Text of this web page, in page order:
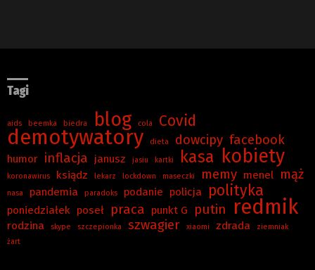
Tagi
aids beemka biedra blog cola Covid
demotywatory dieta dowcipy facebook
humor inflacja janusz jasiu kartki kasa kobiety
koronawirus ksiądz lekarz lockdown maseczki memy menel mąż
nasa pandemia paradoks podanie policja polityka
poniedziałek poseł praca punkt G putin redmik
rodzina skype szczepionka szwagier xiaomi zdrada
ziemniak
żart